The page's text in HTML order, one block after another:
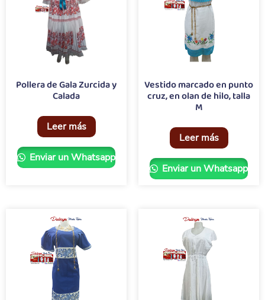
Pollera de Gala Zurcida y
Calada
Leer más
Enviar un Whatsapp
Vestido marcado en punto
cruz, en olan de hilo, talla
M
Leer más
Enviar un Whatsapp